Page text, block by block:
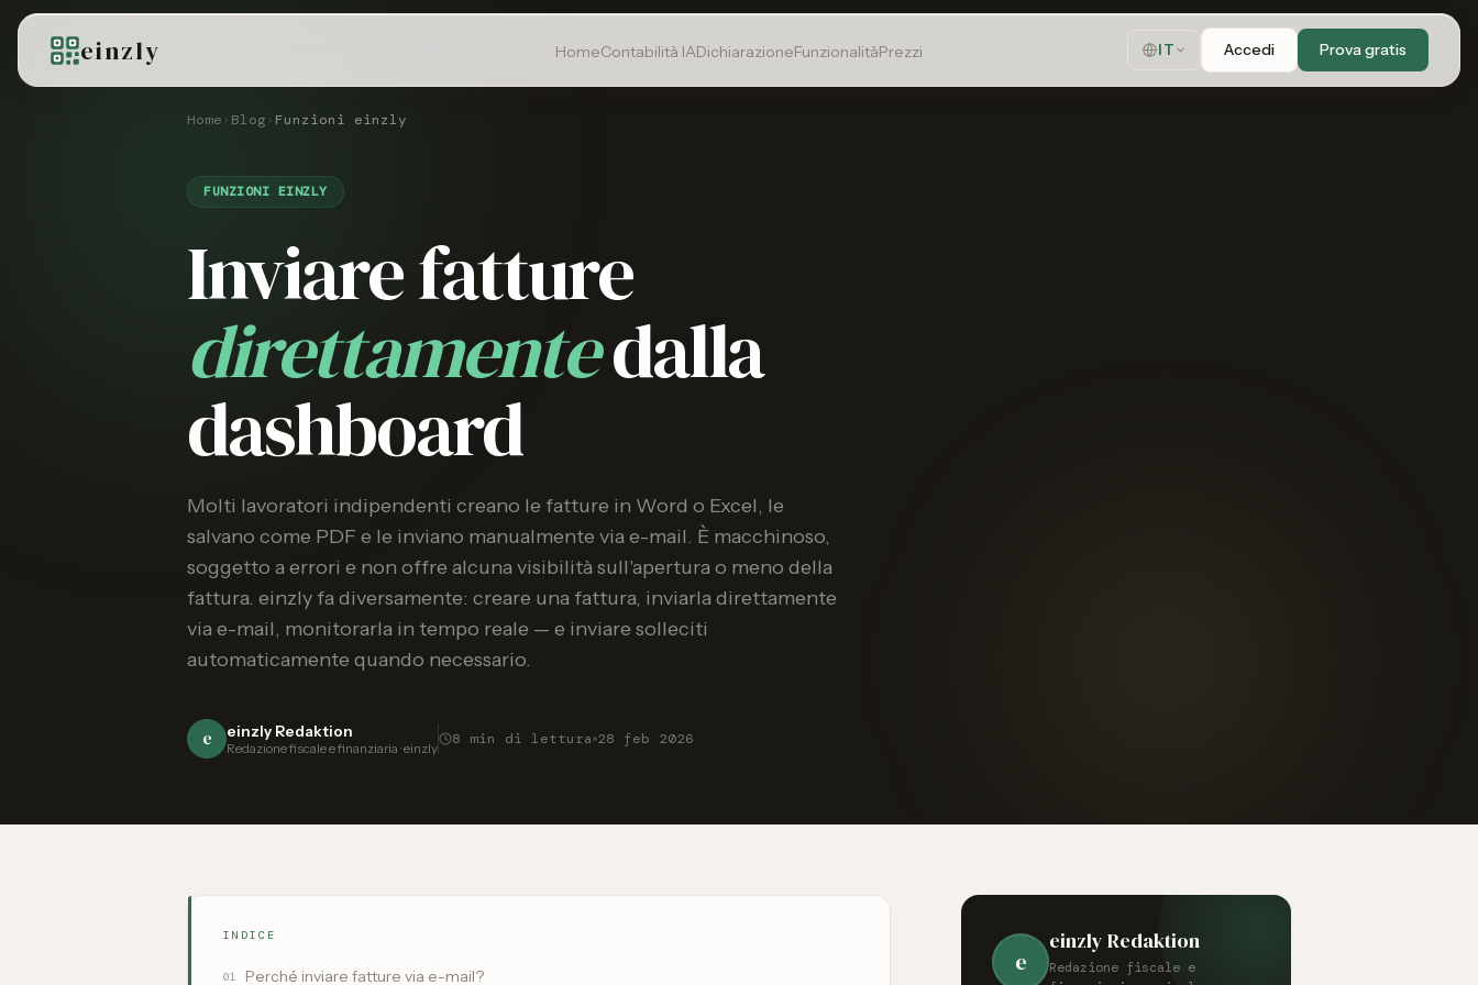
einzly HomeContabilità IADichiarazioneFunzionalitàPrezzi IT Accedi Prova gratis
Home › Blog› Funzioni einzly
FUNZIONI EINZLY
Inviare fatture
direttamentedalla
dashboard
Molti lavoratori indipendenti creano le fatture in Word o Excel, le
salvano come PDF e le inviano manualmente via e-mail. È macchinoso,
soggetto a errori e non offre alcuna visibilità sull'apertura o meno della
fattura. einzly fa diversamente: creare una fattura, inviarla direttamente
via e-mail, monitorarla in tempo reale — e inviare solleciti
automaticamente quando necessario.
e einzly Redaktion
Redazione fiscale e finanziaria · einzly
8 min di lettura 28 feb 2026
INDICE
01 Perché inviare fatture via e-mail? e
einzly Redaktion
Redazione fiscale e